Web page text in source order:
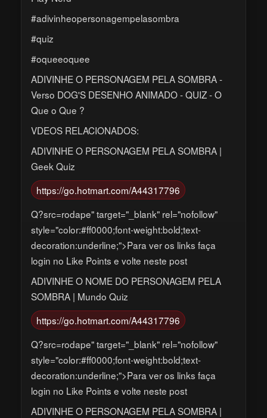
#adivinheopersonagempelasombra
#quiz
#oqueeoquee
ADIVINHE O PERSONAGEM PELA SOMBRA -
Verso DOG'S DESENHO ANIMADO - QUIZ - O
Que o Que ?
VDEOS RELACIONADOS:
ADIVINHE O PERSONAGEM PELA SOMBRA |
Geek Quiz
https://go.hotmart.com/A44317796
Q?src=rodape" target="_blank" rel="nofollow"
style="color:#ff0000;font-weight:bold;text-
decoration:underline;">Para ver os links faça
login no Like Points e volte neste post
ADIVINHE O NOME DO PERSONAGEM PELA
SOMBRA | Mundo Quiz
https://go.hotmart.com/A44317796
Q?src=rodape" target="_blank" rel="nofollow"
style="color:#ff0000;font-weight:bold;text-
decoration:underline;">Para ver os links faça
login no Like Points e volte neste post
ADIVINHE O PERSONAGEM PELA SOMBRA |